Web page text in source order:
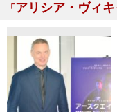
「アリシア・ヴィ